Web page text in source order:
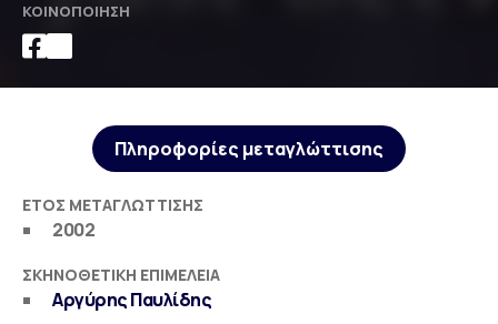
ΚΟΙΝΟΠΟΊΗΣΗ
Πληροφορίες μεταγλώττισης
ΈΤΟΣ ΜΕΤΑΓΛΏΤΤΙΣΗΣ
2002
ΣΚΗΝΟΘΕΤΙΚΉ ΕΠΙΜΈΛΕΙΑ
Αργύρης Παυλίδης